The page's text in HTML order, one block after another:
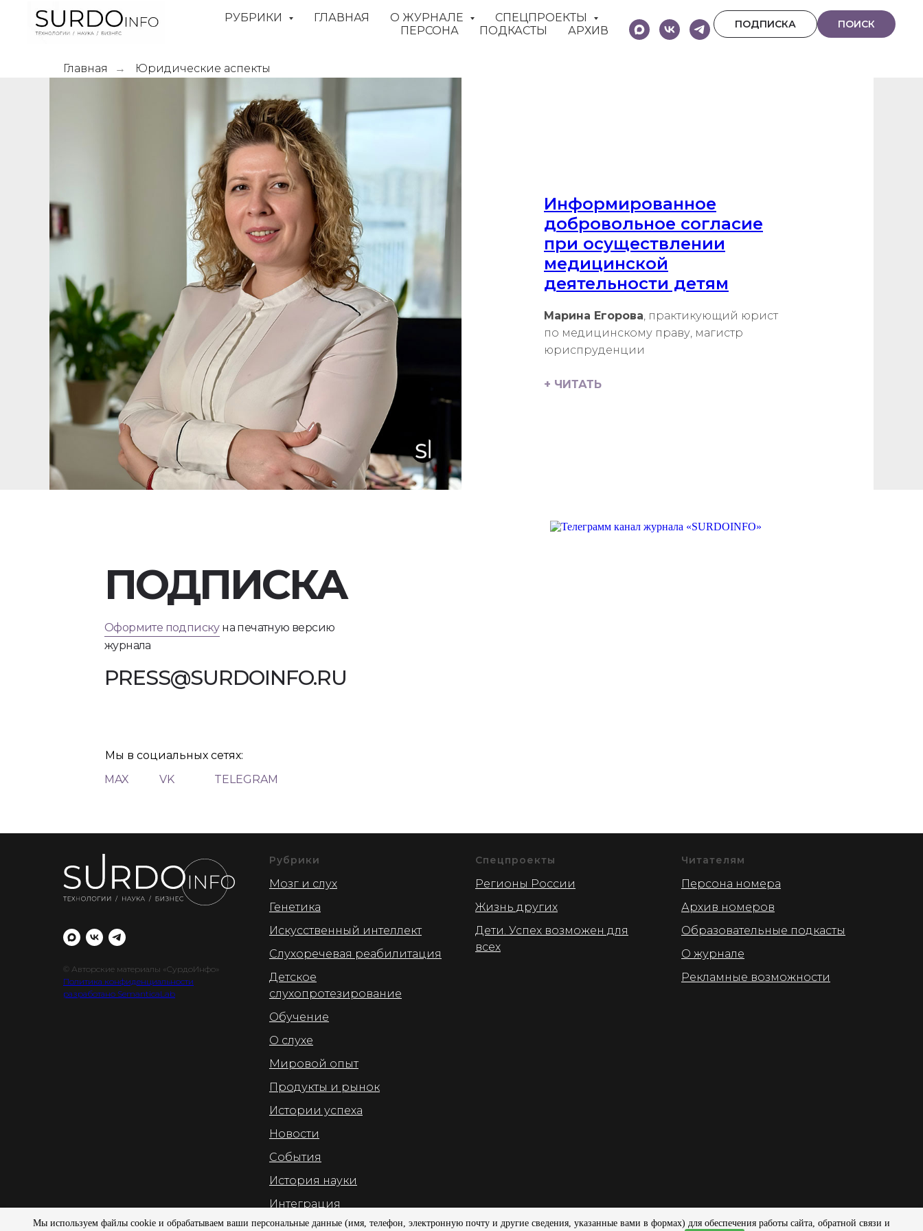
РУБРИКИ ГЛАВНАЯ О ЖУРНАЛЕ
СПЕЦПРОЕКТЫ
ПЕРСОНА
ПОДКАСТЫ АРХИВ
ПОДПИСКА ПОИСК
Главная → Юридические аспекты
Информированное
добровольное согласие
при осуществлении
медицинской
деятельности детям
Марина Егорова, практикующий юрист
по медицинскому праву, магистр
юриспруденции
+ ЧИТАТЬ
Оформите подпискуна печатную версию
журнала
ПОДПИСКА
PRESS@SURDOINFO.RU
TELEGRAM
VK
MAX
Мы в социальных сетях:
© Авторские материалы «СурдоИнфо»
Политика конфиденциальности
разработано SemanticaLab
Рубрики
Мозг и слух
Генетика
Искусственный интеллект
Слухоречевая реабилитация
Детское
слухопротезирование
Обучение
О слухе
Мировой опыт
Продукты и рынок
Истории успеха
Новости
События
История науки
Интеграция
Юридические аспекты
Спецпроекты
Регионы России
Жизнь других
Дети. Успех возможен для
всех
Читателям
Персона номера
Архив номеров
Образовательные подкасты
О журнале
Рекламные возможности
Мы используем файлы cookie и обрабатываем ваши персональные данные (имя, телефон, электронную почту и другие сведения, указанные вами в формах) для обеспечения работы сайта, обратной связи и